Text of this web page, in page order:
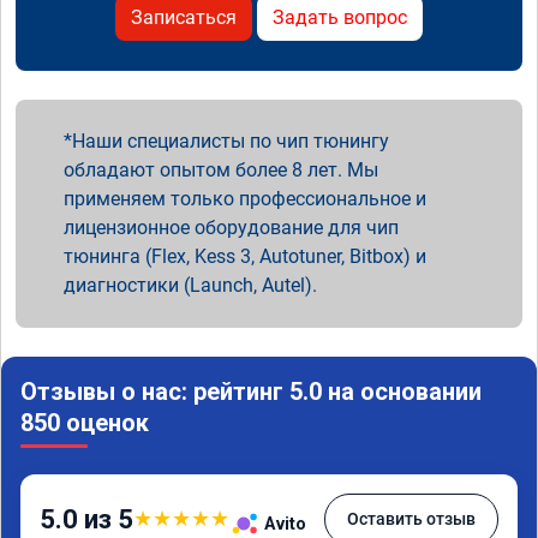
Записаться Задать вопрос
Наши специалисты по чип тюнингу
обладают опытом более 8 лет. Мы
применяем только профессиональное и
лицензионное оборудование для чип
тюнинга (Flex, Kess 3, Autotuner, Bitbox) и
диагностики (Launch, Autel).
Отзывы о нас: рейтинг 5.0 на основании
850 оценок
5.0 из 5★★★★★ Avito Оставить отзыв